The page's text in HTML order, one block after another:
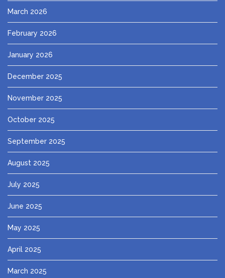
March 2026
February 2026
January 2026
December 2025
November 2025
October 2025
September 2025
August 2025
July 2025
June 2025
May 2025
April 2025
March 2025